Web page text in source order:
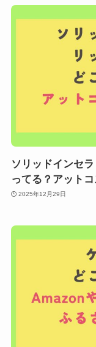
ソリッドインセ
ってる？アット
2025年12月29日